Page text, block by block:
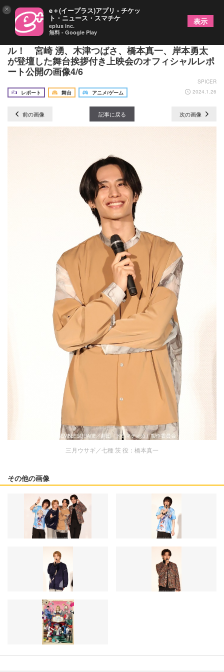
劇団『ドラマティカ』ACT3／カラ降るワンダフ
ル！ 宮崎 湧、木津つばさ、橋本真一、岸本勇太
が登壇した舞台挨拶付き上映会のオフィシャルレポ
ート公開の画像4/6
SPICER
レポート
舞台 アニメ/ゲーム 2024.1.26
前の画像 記事に戻る 次の画像
三月ウサギ／七種 茨 役：橋本真一
その他の画像
× e＋(イープラス)アプリ - チケッ
ト・ニュース・スマチケ
eplus inc.
無料 - Google Play
表示